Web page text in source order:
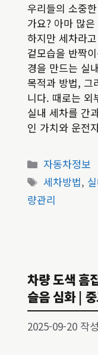
우리들의 소중
가요? 아마 많
하지만 세차라
겉모습을 반짝
경을 만드는 실
목적과 방법, 그
니다. 때로는 외
실내 세차를 간
인 가치와 운전
카
테
고
리
자동차정보
태
그
세차방법,
량관리
차량 도색 흠
슬음 심화 |
2025-09-20 작